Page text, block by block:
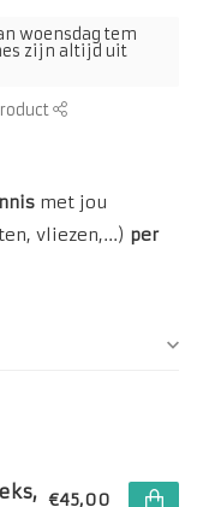
woensdag tem
zijn altijd uit
met jou
vliezen,...) per
€45,00